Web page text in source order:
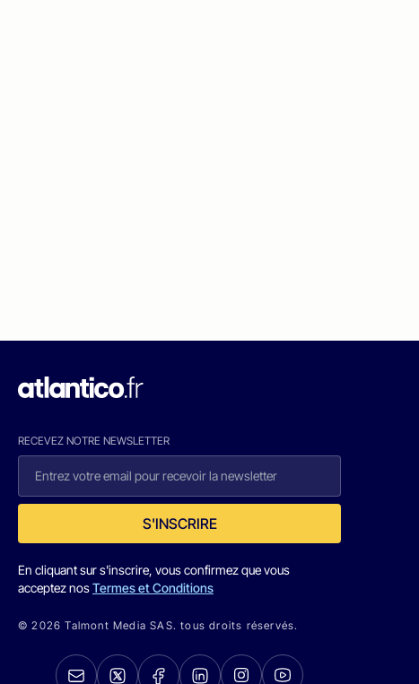
RECEVEZ NOTRE NEWSLETTER
S'INSCRIRE
En cliquant sur s'inscrire, vous confirmez que vous
acceptez nosTermes et Conditions
© 2026 Talmont Media SAS. tous droits réservés.